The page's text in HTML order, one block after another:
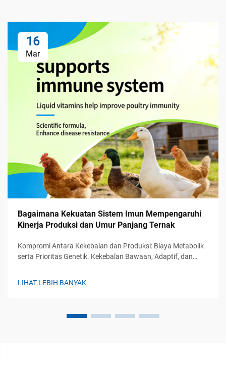
16
Mar
Bagaimana Kekuatan Sistem Imun Mempengaruhi
Kinerja Produksi dan Umur Panjang Ternak
Kompromi Antara Kekebalan dan Produksi: Biaya Metabolik
serta Prioritas Genetik. Kekebalan Bawaan, Adaptif, dan
LIHAT LEBIH BANYAK